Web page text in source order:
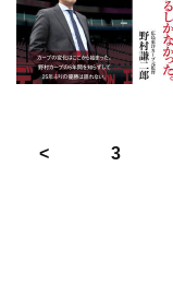
3